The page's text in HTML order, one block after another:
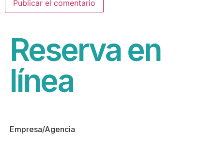
Reserva en
línea
Empresa/Agencia